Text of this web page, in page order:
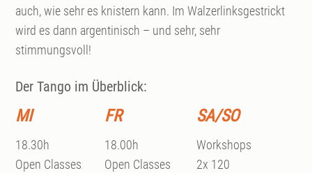
auch, wie sehr es knistern kann. Im Walzerlinksgestrickt
wird es dann argentinisch – und sehr, sehr
stimmungsvoll!
Der Tango im Überblick:
MI FR SA/SO
18.30h
Open Classes
18.00h
Open Classes
Workshops
2x 120